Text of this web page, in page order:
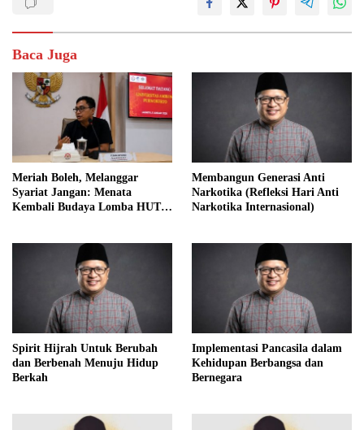
Baca Juga
Meriah Boleh, Melanggar
Syariat Jangan: Menata
Kembali Budaya Lomba HUT
Membangun Generasi Anti
Narkotika (Refleksi Hari Anti
Narkotika Internasional)
Spirit Hijrah Untuk Berubah
dan Berbenah Menuju Hidup
Berkah
Implementasi Pancasila dalam
Kehidupan Berbangsa dan
Bernegara